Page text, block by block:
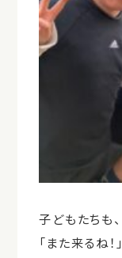
子どもたちも、
「また来るね！」